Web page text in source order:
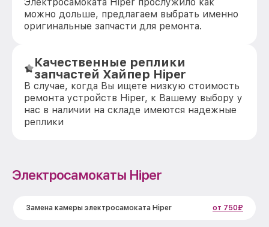
можно дольше, предлагаем выбрать именно
оригинальные запчасти для ремонта.
Качественные реплики
запчастей Хайпер Hiper
В случае, когда Вы ищете низкую стоимость
ремонта устройств Hiper, к Вашему выбору у
нас в наличии на складе имеются надежные
реплики
Электросамокаты Hiper
Замена камеры электросамоката Hiper от 750₽